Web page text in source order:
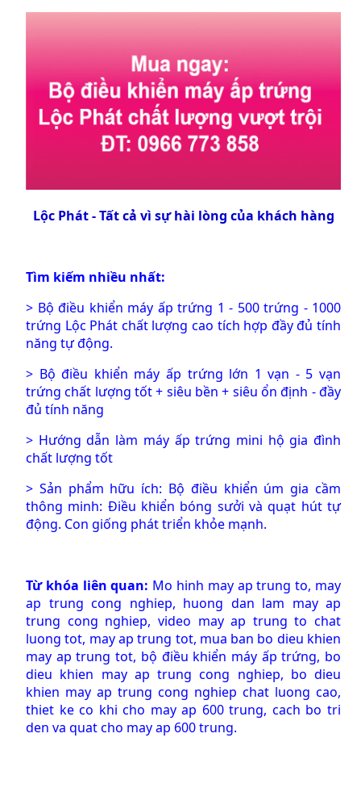
Lộc Phát - Tất cả vì sự hài lòng của khách hàng
Tìm kiếm nhiều nhất:
> Bộ điều khiển máy ấp trứng 1 - 500 trứng - 1000
trứng Lộc Phát chất lượng cao tích hợp đầy đủ tính
năng tự động.
> Bộ điều khiển máy ấp trứng lớn 1 vạn - 5 vạn
trứng chất lượng tốt + siêu bền + siêu ổn định - đầy
đủ tính năng
> Hướng dẫn làm máy ấp trứng mini hộ gia đình
chất lượng tốt
> Sản phẩm hữu ích: Bộ điều khiển úm gia cầm
thông minh: Điều khiển bóng sưởi và quạt hút tự
động. Con giống phát triển khỏe mạnh.
Từ khóa liên quan: Mo hinh may ap trung to, may
ap trung cong nghiep, huong dan lam may ap
trung cong nghiep, video may ap trung to chat
luong tot, may ap trung tot, mua ban bo dieu khien
may ap trung tot, bộ điều khiển máy ấp trứng, bo
dieu khien may ap trung cong nghiep, bo dieu
khien may ap trung cong nghiep chat luong cao,
thiet ke co khi cho may ap 600 trung, cach bo tri
den va quat cho may ap 600 trung.